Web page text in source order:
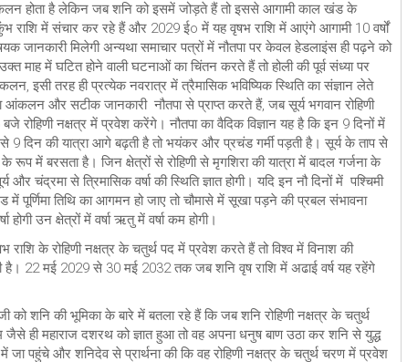
होता है लेकिन जब शनि को इसमें जोड़ते हैं तो इससे आगामी काल खंड के
राशि में संचार कर रहे हैं और 2029 ईo में यह वृषभ राशि में आएंगे आगामी 10 वर्षों
जानकारी मिलेगी अन्यथा समाचार पत्रों में नौतपा पर केवल हेडलाइंस ही पढ़ने को
माह में घटित होने वाली घटनाओं का चिंतन करते हैं तो होली की पूर्व संध्या पर
इसी तरह ही प्रत्येक नवरात्र में त्रैमासिक भविष्यिक स्थिति का संज्ञान लेते
आंकलन और सटीक जानकारी नौतपा से प्राप्त करते हैं, जब सूर्य भगवान रोहिणी
रोहिणी नक्षत्र में प्रवेश करेंगे। नौतपा का वैदिक विज्ञान यह है कि इन 9 दिनों में
दिन की यात्रा आगे बढ़ती है तो भयंकर और प्रचंड गर्मी पड़ती है। सूर्य के ताप से
में बरसता है। जिन क्षेत्रों से रोहिणी से मृगशिरा की यात्रा में बादल गर्जना के
चंद्रमा से त्रिमासिक वर्षा की स्थिति ज्ञात होगी। यदि इन नौ दिनों में पश्चिमी
में पूर्णिमा तिथि का आगमन हो जाए तो चौमासे में सूखा पड़ने की प्रबल संभावना
उन क्षेत्रों में वर्षा ऋतु में वर्षा कम होगी।
के रोहिणी नक्षत्र के चतुर्थ पद में प्रवेश करते हैं तो विश्व में विनाश की
22 मई 2029 से 30 मई 2032 तक जब शनि वृष राशि में अढाई वर्ष यह रहेंगे
को शनि की भूमिका के बारे में बतला रहे हैं कि जब शनि रोहिणी नक्षत्र के चतुर्थ
ही महाराज दशरथ को ज्ञात हुआ तो वह अपना धनुष बाण उठा कर शनि से युद्ध
पहुंचे और शनिदेव से प्रार्थना की कि वह रोहिणी नक्षत्र के चतुर्थ चरण में प्रवेश